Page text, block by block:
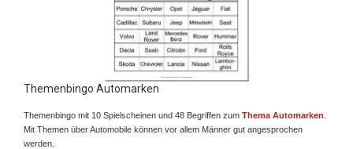
Themenbingo Automarken
Themenbingo mit 10 Spielscheinen und 48 Begriffen zum Thema Automarken
Mit Themen über Automobile können vor allem Männer gut angesprochen
werden.